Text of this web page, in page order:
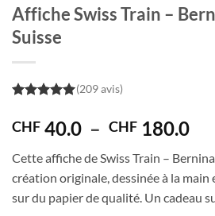
Affiche Swiss Train –
Suisse
(209 avis)
CHF 40.0 – CHF 180.0
à
Cette affiche de Swiss Train –
création originale, dessinée à la main
sur du papier de qualité. Un cadeau